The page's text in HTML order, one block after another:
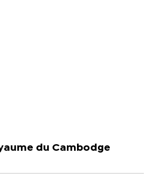
du Cambodge